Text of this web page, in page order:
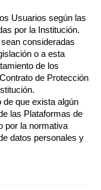
Usuarios según las
por la Institución.
consideradas
o a esta
de los
de Protección
de que exista algún
las Plataformas de
por la normativa
datos personales y